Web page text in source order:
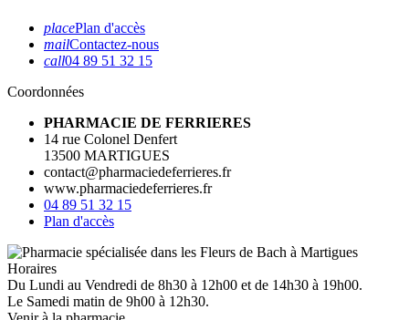
placePlan d'accès
mailContactez-nous
call04 89 51 32 15
Coordonnées
PHARMACIE DE FERRIERES
14 rue Colonel Denfert
13500 MARTIGUES
contact@pharmaciedeferrieres.fr
www.pharmaciedeferrieres.fr
04 89 51 32 15
Plan d'accès
Horaires
Du Lundi au Vendredi de 8h30 à 12h00 et de 14h30 à 19h00.
Le Samedi matin de 9h00 à 12h30.